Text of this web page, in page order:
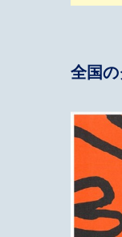
全国